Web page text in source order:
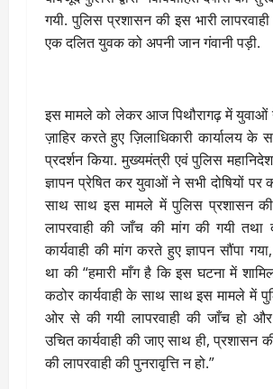
गयी. पुलिस प्रशासन की इस भारी
एक दलित युवक को अपनी जान गंवानी पड़ी.
इस मामले को लेकर आज पिथौरागढ़ में
ज़ाहिर करते हुए ज़िलाधिकारी कार्यालय के
प्रदर्शन किया. मुख्यमंत्री एवं पुलिस
ज्ञापन प्रेषित कर युवाओं ने सभी दोषियों पर
साथ साथ इस मामले में पुलिस प्रशासन
लापरवाही की जाँच की मांग की गयी तथा
कार्यवाही की मांग करते हुए ज्ञापन सौंपा
था की “हमारी माँग है कि इस घटना में
कठोर कार्यवाही के साथ साथ इस मामले में
ओर से की गयी लापरवाही की जाँच हो और
उचित कार्यवाही की जाए साथ ही,
की लापरवाही की पुनरावृत्ति न हो.”